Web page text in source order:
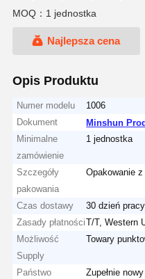
MOQ：1 jednostka
Najlepsza cena
Opis Produktu
Numer modelu
1006
Dokument
Minshun
Minimalne
zamówienie
1 jednostka
Szczegóły
pakowania
Opakowanie z
Czas dostawy
30 dzień pracy
Zasady płatnościT/T, Western
Możliwość
Supply
Towary
Państwo
Zupełnie nowy